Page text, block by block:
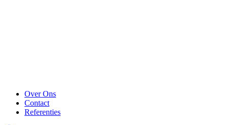
Over Ons
Contact
Referenties